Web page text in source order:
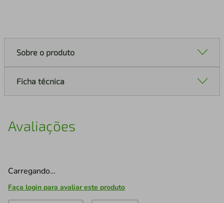
Sobre o produto
Ficha técnica
Avaliações
Carregando…
Faça login para avaliar este produto